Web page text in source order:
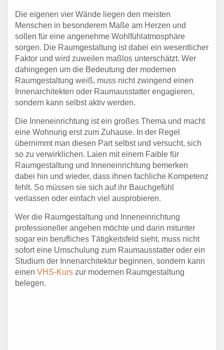
Die eigenen vier Wände liegen den meisten
Menschen in besonderem Maße am Herzen und
sollen für eine angenehme Wohlfühlatmosphäre
sorgen. Die Raumgestaltung ist dabei ein wesentlicher
Faktor und wird zuweilen maßlos unterschätzt. Wer
dahingegen um die Bedeutung der modernen
Raumgestaltung weiß, muss nicht zwingend einen
Innenarchitekten oder Raumausstatter engagieren,
sondern kann selbst aktiv werden.
Die Inneneinrichtung ist ein großes Thema und macht
eine Wohnung erst zum Zuhause. In der Regel
übernimmt man diesen Part selbst und versucht, sich
so zu verwirklichen. Laien mit einem Faible für
Raumgestaltung und Inneneinrichtung bemerken
dabei hin und wieder, dass ihnen fachliche Kompetenz
fehlt. So müssen sie sich auf ihr Bauchgefühl
verlassen oder einfach viel ausprobieren.
Wer die Raumgestaltung und Inneneinrichtung
professioneller angehen möchte und darin mitunter
sogar ein berufliches Tätigkeitsfeld sieht, muss nicht
sofort eine Umschulung zum Raumausstatter oder ein
Studium der Innenarchitektur beginnen, sondern kann
einen VHS-Kurs zur modernen Raumgestaltung
belegen.